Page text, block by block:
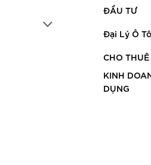
ĐẦU TƯ
Đại Lý Ô Tô
CHO THUÊ
KINH
DỤNG